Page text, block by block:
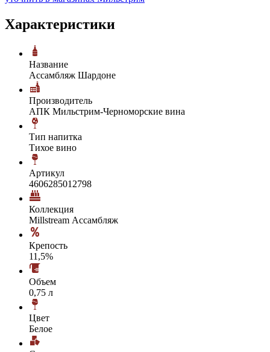
Характеристики
Название
Ассамбляж Шардоне
Производитель
АПК Мильстрим-Черноморские вина
Тип напитка
Тихое вино
Артикул
4606285012798
Коллекция
Millstream Ассамбляж
Крепость
11,5%
Объем
0,75 л
Цвет
Белое